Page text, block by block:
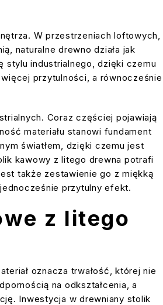
W przestrzeniach loftowych,
naturalne drewno działa jak
stylu industrialnego, dzięki czemu
przytulności, a równocześnie
Coraz częściej pojawiają
materiału stanowi fundament
światłem, dzięki czemu jest
kawowy z litego drewna potrafi
także zestawienie go z miękką
przytulny efekt.
z litego
oznacza trwałość, której nie
na odkształcenia, a
Inwestycja w drewniany stolik